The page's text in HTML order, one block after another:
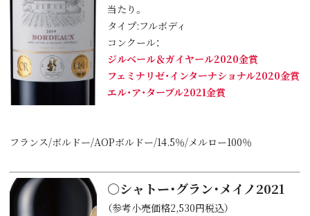
当たり。
タイプ:フルボディ
コンクール：
ジルベール＆ガイヤール2020金賞
フェミナリゼ・インターナショナル2020金賞
エル・ア・ターブル2021金賞
フランス/ボルドー/AOPボルドー/14.5％/メルロー100％
○シャトー・グラン・メイノ2021
（参考小売価格2,530円税込）